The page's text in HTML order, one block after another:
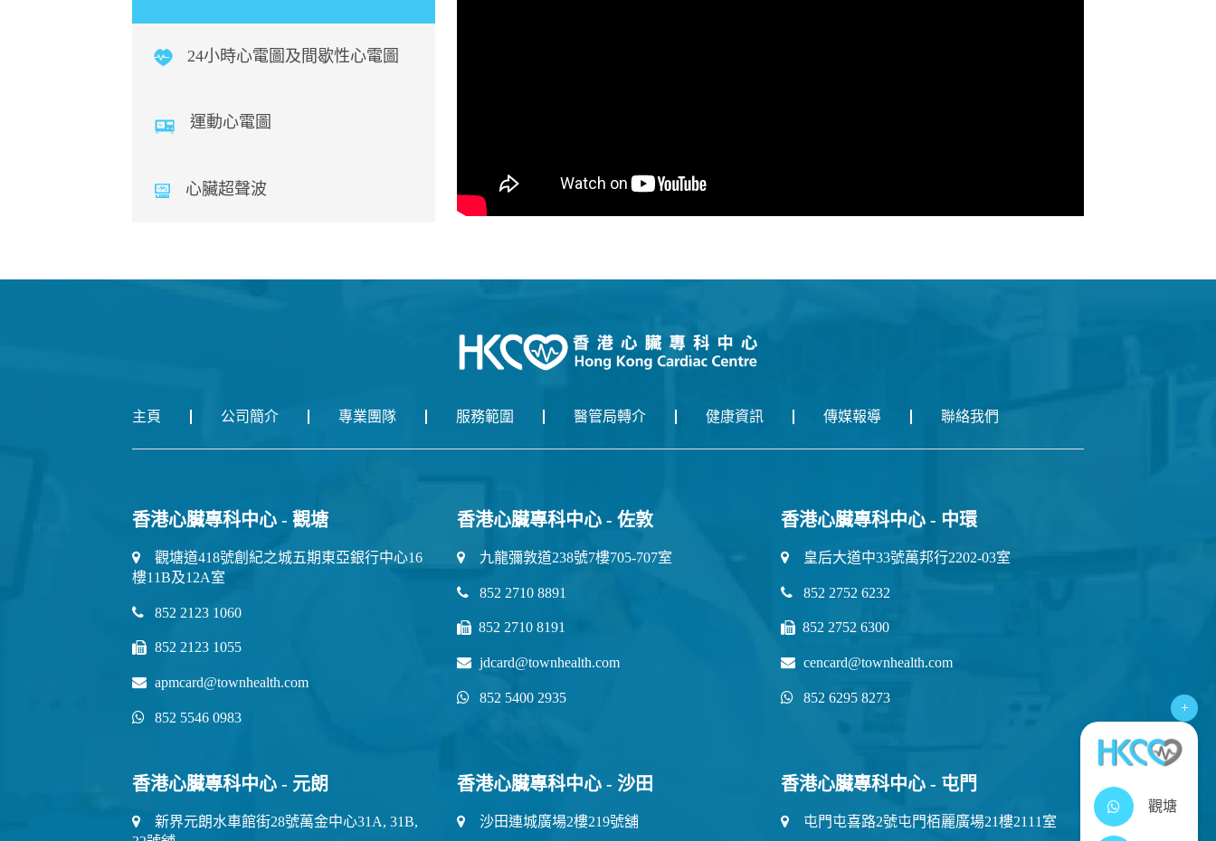
24小時心電圖及間歇性心電圖
運動心電圖
心臟超聲波
+
觀塘
主頁 公司簡介 專業團隊 服務範圍 醫管局轉介 健康資訊 傳媒報導 聯絡我們
香港心臟專科中心 - 觀塘
觀塘道418號創紀之城五期東亞銀行中心16
樓11B及12A室
852 2123 1060
852 2123 1055
apmcard@townhealth.com
852 5546 0983
香港心臟專科中心 - 佐敦
九龍彌敦道238號7樓705-707室
852 2710 8891
852 2710 8191
jdcard@townhealth.com
852 5400 2935
香港心臟專科中心 - 中環
皇后大道中33號萬邦行2202-03室
852 2752 6232
852 2752 6300
cencard@townhealth.com
852 6295 8273
香港心臟專科中心 - 元朗
新界元朗水車館街28號萬金中心31A, 31B,
香港心臟專科中心 - 沙田
沙田連城廣場2樓219號舖
香港心臟專科中心 - 屯門
屯門屯喜路2號屯門栢麗廣場21樓2111室